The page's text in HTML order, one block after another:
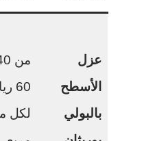
عزل
الأسطح
بالبولي
60
لكل